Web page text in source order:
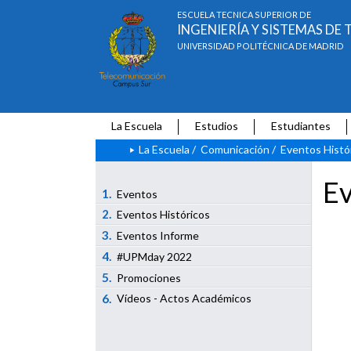
ESCUELA TÉCNICA SUPERIOR DE
INGENIERÍA Y SISTEMAS
UNIVERSIDAD POLITÉCNICA DE MADRID
La Escuela Estudios
Estudiantes
La Escuela / Comunicación / Eventos
1. Eventos
2. Eventos Históricos
3. Eventos Informe
4. #UPMday 2022
5. Promociones
6. Vídeos - Actos Académicos